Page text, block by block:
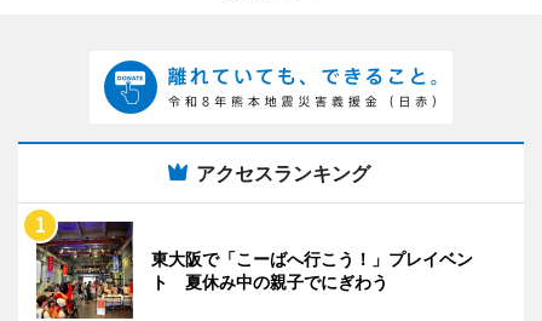
アクセスランキング
東大阪で「こーばへ行こう！」プレイベン
ト 夏休み中の親子でにぎわう